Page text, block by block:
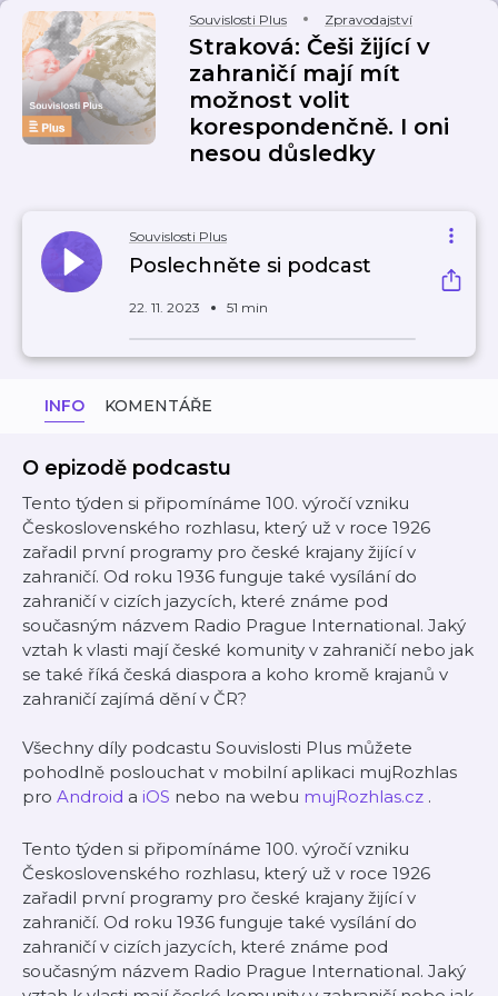
Souvislosti Plus Zpravodajství
Straková: Češi žijící v
zahraničí mají mít
možnost volit
korespondenčně. I oni
nesou důsledky
Souvislosti Plus
Poslechněte si podcast
22. 11. 2023 51 min
INFO KOMENTÁŘE
O epizodě podcastu
Tento týden si připomínáme 100. výročí vzniku
Československého rozhlasu, který už v roce 1926
zařadil první programy pro české krajany žijící v
zahraničí. Od roku 1936 funguje také vysílání do
zahraničí v cizích jazycích, které známe pod
současným názvem Radio Prague International. Jaký
vztah k vlasti mají české komunity v zahraničí nebo jak
se také říká česká diaspora a koho kromě krajanů v
zahraničí zajímá dění v ČR?
Všechny díly podcastu Souvislosti Plus můžete
pohodlně poslouchat v mobilní aplikaci mujRozhlas
pro Android a iOS nebo na webu mujRozhlas.cz .
Tento týden si připomínáme 100. výročí vzniku
Československého rozhlasu, který už v roce 1926
zařadil první programy pro české krajany žijící v
zahraničí. Od roku 1936 funguje také vysílání do
zahraničí v cizích jazycích, které známe pod
současným názvem Radio Prague International. Jaký